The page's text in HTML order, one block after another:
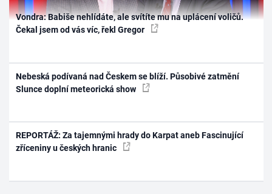
Vondra: Babiše nehlídáte, ale svítíte mu na uplácení voličů.
Čekal jsem od vás víc, řekl Gregor
Nebeská podívaná nad Českem se blíží. Působivé zatmění
Slunce doplní meteorická show
REPORTÁŽ: Za tajemnými hrady do Karpat aneb Fascinující
zříceniny u českých hranic